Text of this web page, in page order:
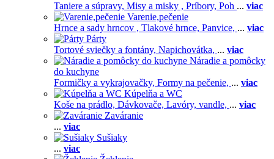
Taniere a súpravy, Misy a misky , Príbory, Poh ... viac
Varenie,pečenie
Hrnce a sady hrncov , Tlakové hrnce, Panvice, ... viac
Párty
Tortové sviečky a fontány, Napichovátka, ... viac
Náradie a pomôcky
do kuchyne
Formičky a vykrajovačky, Formy na pečenie, ... viac
Kúpelňa a WC
Koše na prádlo, Dávkovače, Lavóry, vandle, ... viac
Zaváranie
... viac
Sušiaky
... viac